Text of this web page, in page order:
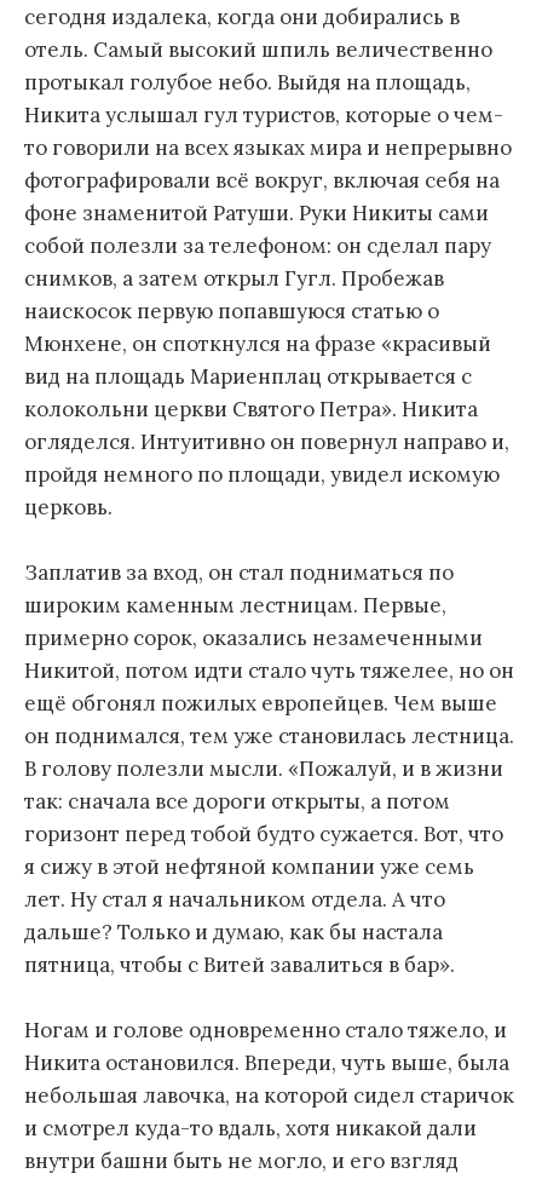
сегодня издалека, когда они добирались в
отель. Самый высокий шпиль величественно
протыкал голубое небо. Выйдя на площадь,
Никита услышал гул туристов, которые о чем-
то говорили на всех языках мира и непрерывно
фотографировали всё вокруг, включая себя на
фоне знаменитой Ратуши. Руки Никиты сами
собой полезли за телефоном: он сделал пару
снимков, а затем открыл Гугл. Пробежав
наискосок первую попавшуюся статью о
Мюнхене, он споткнулся на фразе «красивый
вид на площадь Мариенплац открывается с
колокольни церкви Святого Петра». Никита
огляделся. Интуитивно он повернул направо и,
пройдя немного по площади, увидел искомую
церковь.
Заплатив за вход, он стал подниматься по
широким каменным лестницам. Первые,
примерно сорок, оказались незамеченными
Никитой, потом идти стало чуть тяжелее, но он
ещё обгонял пожилых европейцев. Чем выше
он поднимался, тем уже становилась лестница.
В голову полезли мысли. «Пожалуй, и в жизни
так: сначала все дороги открыты, а потом
горизонт перед тобой будто сужается. Вот, что
я сижу в этой нефтяной компании уже семь
лет. Ну стал я начальником отдела. А что
дальше? Только и думаю, как бы настала
пятница, чтобы с Витей завалиться в бар».
Ногам и голове одновременно стало тяжело, и
Никита остановился. Впереди, чуть выше, была
небольшая лавочка, на которой сидел старичок
и смотрел куда-то вдаль, хотя никакой дали
внутри башни быть не могло, и его взгляд